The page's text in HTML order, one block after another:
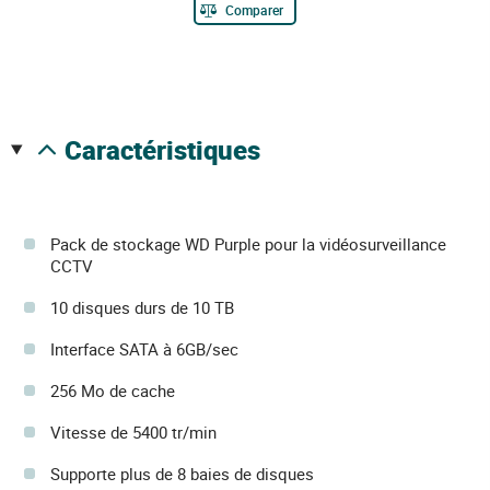
Comparer
caractéristiques
Pack de stockage WD Purple pour la vidéosurveillance
CCTV
10 disques durs de 10 TB
Interface SATA à 6GB/sec
256 Mo de cache
Vitesse de 5400 tr/min
Supporte plus de 8 baies de disques